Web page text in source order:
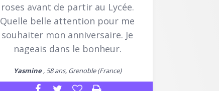
roses avant de partir au Lycée.
Quelle belle attention pour me
souhaiter mon anniversaire. Je
nageais dans le bonheur.
Yasmine, 58 ans, Grenoble (France)